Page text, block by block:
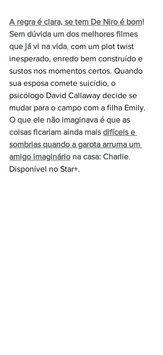
A regra é clara, se tem De Niro é bom!
Sem dúvida um dos melhores filmes
que já vi na vida, com um plot twist
inesperado, enredo bem construído e
sustos nos momentos certos. Quando
sua esposa comete suicídio, o
psicólogo David Callaway decide se
mudar para o campo com a filha Emily.
O que ele não imaginava é que as
coisas ficariam ainda mais difíceis e
sombrias quando a garota arruma um
amigo imaginário na casa: Charlie.
Disponível no Star+.